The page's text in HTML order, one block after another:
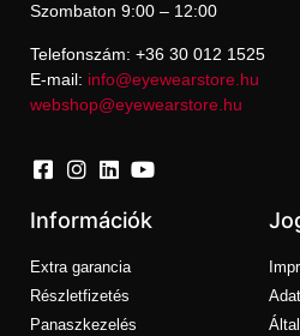
Szombaton 9:00 – 12:00
Telefonszám: +36 30 012 1525
E-mail: info@eyewearstore.hu
webshop@eyewearstore.hu
Információk
Extra garancia
Részletfizetés
Panaszkezelés